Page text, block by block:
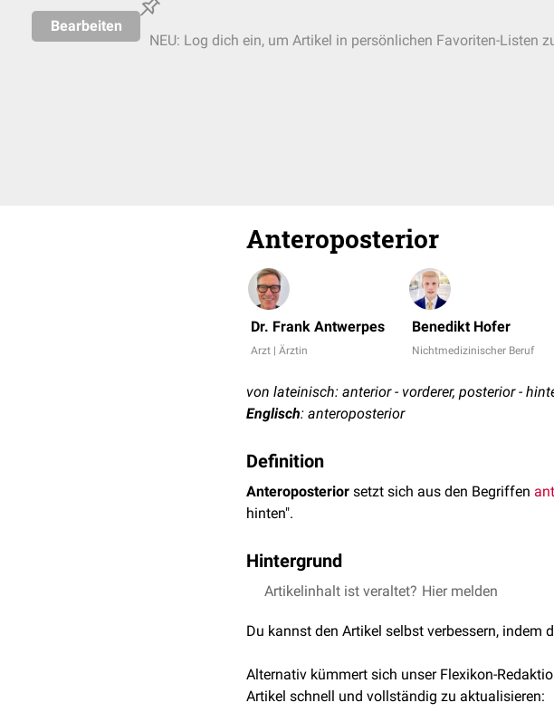
Bearbeiten
NEU: Log dich ein, um Artikel in persönlichen Favoriten-Listen
Anteroposterior
Dr. Frank Antwerpes
Arzt | Ärztin
Benedikt Hofer
Nichtmedizinischer Beruf
von lateinisch: anterior - vorderer, posterior -
Englisch: anteroposterior
Definition
Anteroposterior setzt sich aus den Begriffen
hinten".
Hintergrund
Der Begriff stammt aus der topografischen
werden.
Artikelinhalt ist veraltet? Hier melden
Du kannst den Artikel selbst verbessern, indem
Alternativ kümmert sich unser Flexikon-
Artikel schnell und vollständig zu aktualisieren: